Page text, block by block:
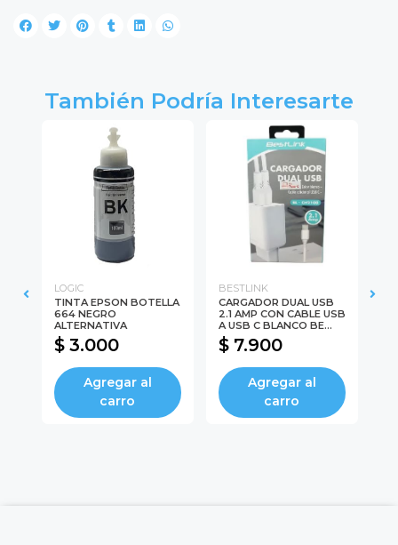
También Podría Interesarte
LOGIC
TINTA EPSON BOTELLA
664 NEGRO
ALTERNATIVA
$ 3.000
Agregar al
carro
BESTLINK
CARGADOR DUAL USB
2.1 AMP CON CABLE USB
A USB C BLANCO BE...
$ 7.900
Agregar al
carro